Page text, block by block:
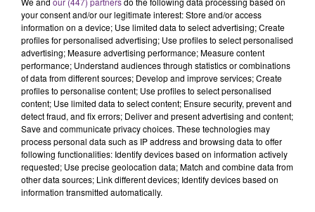
s'est avéré être plus précoce que prévu,
l'inspection du Travail en profite pour rappeler
les conditions de...
TITRES DIFFUSÉS
8h35
8h35 8h32
8h32
your consent and/or our legitimate interest: Store and/or access
information on a device; Use limited data to select advertising; Create
profiles for personalised advertising; Use profiles to select personalised
advertising; Measure advertising performance; Measure content
performance; Understand audiences through statistics or combinations
of data from different sources; Develop and improve services; Create
profiles to personalise content; Use profiles to select personalised
content; Use limited data to select content; Ensure security, prevent and
detect fraud, and fix errors; Deliver and present advertising and content;
Save and communicate privacy choices. These technologies may
process personal data such as IP address and browsing data to offer
following functionalities: Identify devices based on information actively
requested; Use precise geolocation data; Match and combine data from
other data sources; Link different devices; Identify devices based on
information transmitted automatically.